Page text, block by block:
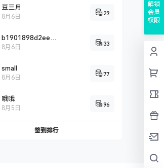
豆三月
8月6日
29
b1901898d2eef0c2fddbd2c9a5707cc26725
8月6日
33
small
8月6日
77
哦哦
8月5日
96
签到排行
解锁
会员
权限